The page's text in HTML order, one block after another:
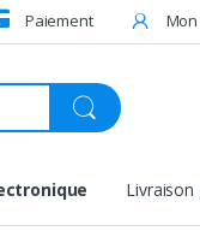
Paiement
Livraison